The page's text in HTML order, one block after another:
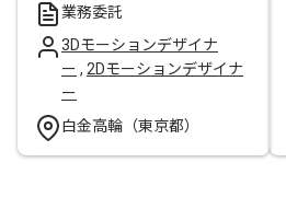
業務委託
3Dモーションデザイナ
ー , 2Dモーションデザイナ
ー
白金高輪（東京都）